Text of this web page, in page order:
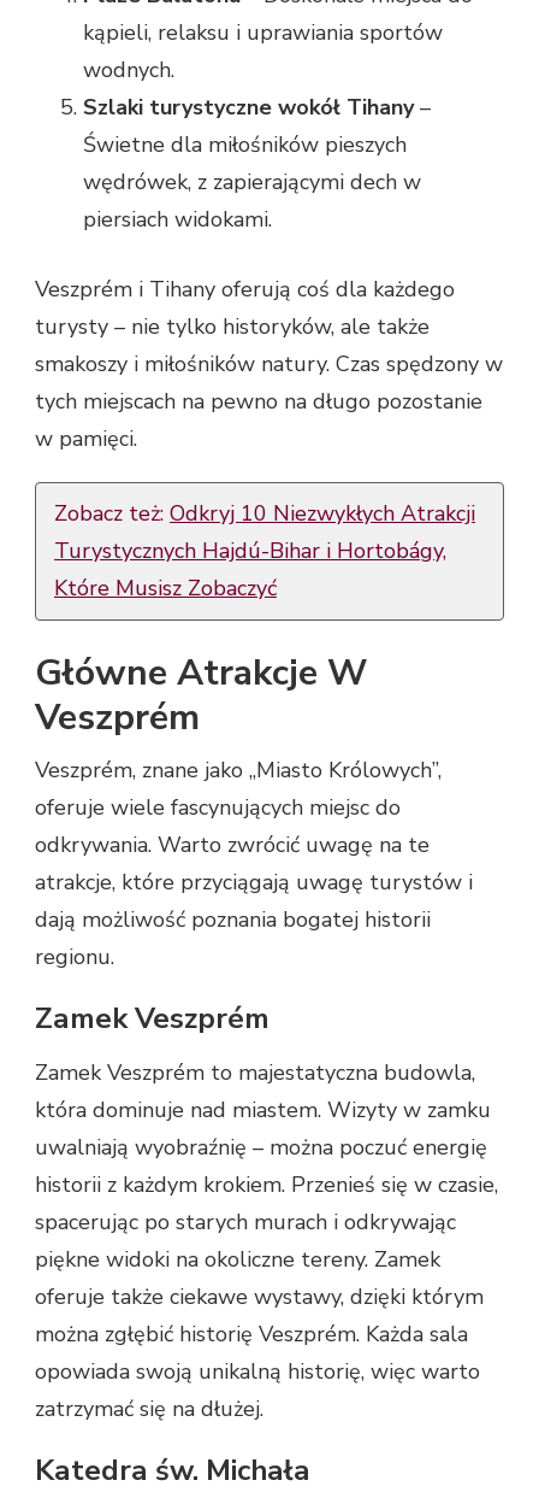
kąpieli, relaksu i uprawiania sportów
wodnych.
Szlaki turystyczne wokół Tihany–
Świetne dla miłośników pieszych
wędrówek, z zapierającymi dech w
piersiach widokami.
Veszprém i Tihany oferują coś dla każdego
turysty – nie tylko historyków, ale także
smakoszy i miłośników natury. Czas spędzony w
tych miejscach na pewno na długo pozostanie
w pamięci.
Zobacz też: Odkryj 10 Niezwykłych Atrakcji
Turystycznych Hajdú-Bihar i Hortobágy,
Które Musisz Zobaczyć
Główne Atrakcje W
Veszprém
Veszprém, znane jako „Miasto Królowych”,
oferuje wiele fascynujących miejsc do
odkrywania. Warto zwrócić uwagę na te
atrakcje, które przyciągają uwagę turystów i
dają możliwość poznania bogatej historii
regionu.
Zamek Veszprém
Zamek Veszprém to majestatyczna budowla,
która dominuje nad miastem. Wizyty w zamku
uwalniają wyobraźnię – można poczuć energię
historii z każdym krokiem. Przenieś się w czasie,
spacerując po starych murach i odkrywając
piękne widoki na okoliczne tereny. Zamek
oferuje także ciekawe wystawy, dzięki którym
można zgłębić historię Veszprém. Każda sala
opowiada swoją unikalną historię, więc warto
zatrzymać się na dłużej.
Katedra św. Michała